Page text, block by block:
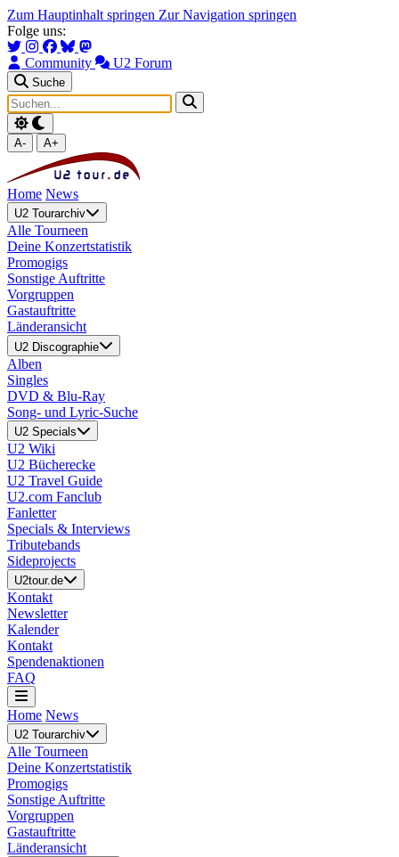
Zum Hauptinhalt springen Zur Navigation springen
Folge uns:
Community U2 Forum
Suche
A- A+
Home News
U2 Tourarchiv
Alle Tourneen
Deine Konzertstatistik
Promogigs
Sonstige Auftritte
Vorgruppen
Gastauftritte
Länderansicht
U2 Discographie
Alben
Singles
DVD & Blu-Ray
Song- und Lyric-Suche
U2 Specials
U2 Wiki
U2 Bücherecke
U2 Travel Guide
U2.com Fanclub
Fanletter
Specials & Interviews
Tributebands
Sideprojects
U2tour.de
Kontakt
Newsletter
Kalender
Kontakt
Spendenaktionen
FAQ
Home News
U2 Tourarchiv
Alle Tourneen
Deine Konzertstatistik
Promogigs
Sonstige Auftritte
Vorgruppen
Gastauftritte
Länderansicht